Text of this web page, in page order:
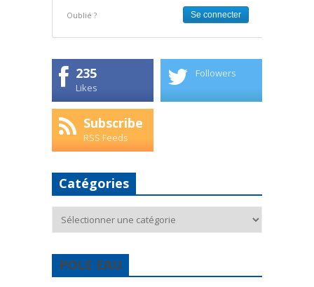
Oublié ?
235
Likes
Followers
Subscribe
RSS Feeds
Catégories
POLE EAU